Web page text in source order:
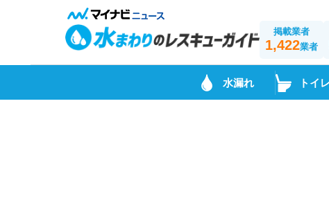
掲載業者
1,422業者
水漏れ トイレ